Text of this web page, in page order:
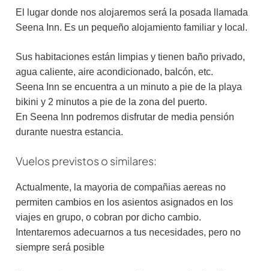
El lugar donde nos alojaremos será la posada llamada
Seena Inn. Es un pequeño alojamiento familiar y local.
Sus habitaciones están limpias y tienen baño privado,
agua caliente, aire acondicionado, balcón, etc.
Seena Inn se encuentra a un minuto a pie de la playa
bikini y 2 minutos a pie de la zona del puerto.
En Seena Inn podremos disfrutar de media pensión
durante nuestra estancia.
Vuelos previstos o similares:
Actualmente, la mayoria de compañias aereas no
permiten cambios en los asientos asignados en los
viajes en grupo, o cobran por dicho cambio.
Intentaremos adecuarnos a tus necesidades, pero no
siempre será posible